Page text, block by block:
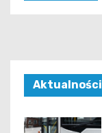
Aktualności